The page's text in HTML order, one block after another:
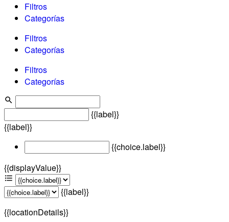
Filtros
Categorías
Filtros
Categorías
Filtros
Categorías
{{label}}
{{label}}
{{choice.label}}
{{displayValue}}
{{label}}
{{locationDetails}}